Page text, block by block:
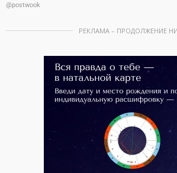
@postwook
РЕКЛАМА – ПРОДОЛЖЕНИЕ